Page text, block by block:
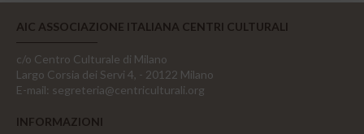
AIC ASSOCIAZIONE ITALIANA CENTRI CULTURALI
c/o Centro Culturale di Milano
Largo Corsia dei Servi 4, - 20122 Milano
E-mail: segreteria@centriculturali.org
INFORMAZIONI